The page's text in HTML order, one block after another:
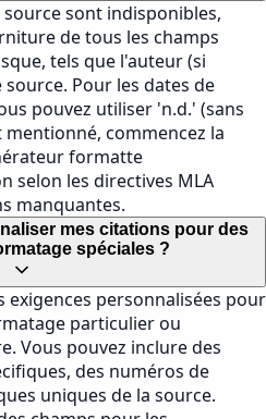
sont indisponibles,
de tous les champs
tels que l'auteur (si
Pour les dates de
pouvez utiliser 'n.d.' (sans
commencez la
formatte
selon les directives MLA
manquantes.
mes citations pour des
spéciales ?
exigences personnalisées pour
particulier ou
Vous pouvez inclure des
des numéros de
uniques de la source.